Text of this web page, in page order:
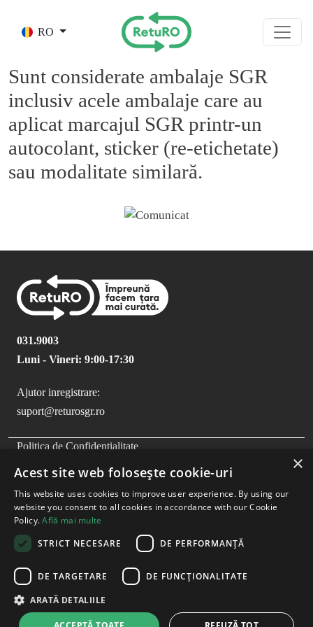
RO
Sunt considerate ambalaje SGR
inclusiv acele ambalaje care au
aplicat marcajul SGR printr-un
autocolant, sticker (re-etichetate)
sau modalitate similară.
031.9003
Luni - Vineri: 9:00-17:30
Ajutor inregistrare:
suport@returosgr.ro
FOOTER MENU
Politica de Confidentialitate
Compliance
Termeni si Conditii
Copyright 2026 - RetuRO
×
Acest site web folosește cookie-uri
This website uses cookies to improve user experience. By using our
website you consent to all cookies in accordance with our Cookie
Policy.Află mai multe
STRICT NECESARE
DE PERFORMANȚĂ
DE TARGETARE DE FUNCŢIONALITATE
ARATĂ DETALIILE